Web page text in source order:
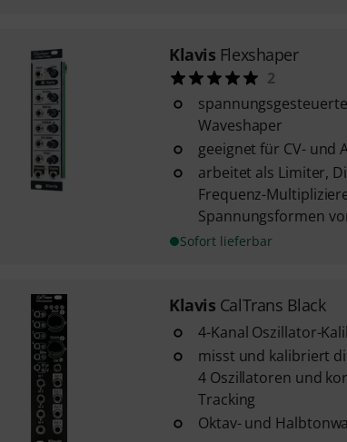
Klavis Flexshaper
2
Waveshaper
geeignet für CV- und
arbeitet als Limiter,
Frequenz-
Spannungsformen
Sofort lieferbar
Klavis CalTrans Black
4-Kanal Oszillator-
misst und kalibriert
4 Oszillatoren und
Tracking
Oktav- und